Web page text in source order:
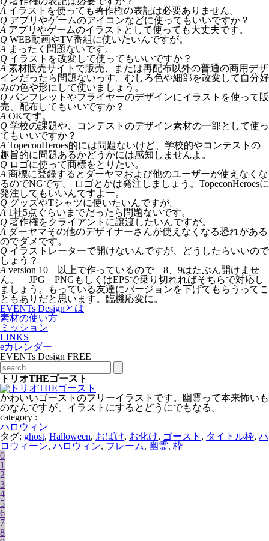
A イラストを使っても著作権の表記は必要ありません。
Q アプリやゲームのアイコンなどに使ってもいいですか？
A アプリやゲームのイラストとして使っても大丈夫です。
Q WEB動画やTV番組に使いたいんですが。
A まったく問題ないです。
Q イラストを改変して使ってもいいですか？
A 素材販売サイトで販売、または再配布以外の普通の商用デザ
インだったら問題ないっす。むしろ色や細部を改変して自分好
みの色や形にして使いましょう。
Q パンフレットやフライヤーのデザインにイラストを使って販
売、配布してもいいですか？
A OKです。
Q 学校の課題や、コンテストのデザイン素材の一部として使っ
てもいいですか？
A TopeconHeroes的には問題ないけど、学校的やコンテストの
趣旨的に問題あるかどうかには感知しませんよ。
Q ロゴに使って商標をとりたい。
A 商標に登録するとダーヤマおよび他のユーザーが使えなくな
るのでNGです。 ロゴとかは発注しましょう。TopeconHeroesに
発注してもいいんですよー。
Q グッズやTシャツに使いたいんですが。
A 1社5点ぐらいまでだったら問題ないです。
Q 著作権をクライアントに譲渡したいんですが。
A ダーヤマその他のデザイナーさんが使えなくなる恐れがある
のでダメです。
Q イラストレーターで開けないんですが、どうしたらいいので
しょう？
A version 10 以上で作っているので 8、9はたぶん開けませ
ん。 JPG PNGもしくはEPSで乗り切れればそちらで対応し
ましょう。もっている友達にバージョンを下げてもらうってこ
ともありだと思います。臨機応変に。
EVENTs Designとは
素材の使い方
ミッション
LINKS
eカレンダー
EVENTs Design FREE
トリオTHEゴースト
かわいいゴーストのフリーイラストです。幽霊って本来怖いも
のなんですが、イラストにするとどうにでもなる。
category :
ハロウィン
タグ: ghost, Halloween, おばけ, お化け, ゴースト , タイトル枠, ハ
ロウィーン, ハロウィン, フレーム, 幽霊, 枠
0
1
2
3
4
5
6
7
8